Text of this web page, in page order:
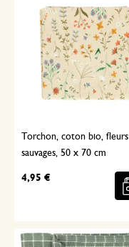
Torchon, coton bio, fleurs
sauvages, 50 x 70 cm
4,95 €